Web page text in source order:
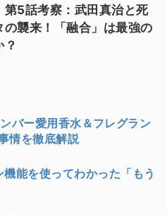
第5話考察：武田真治と死
の襲来！「融合」は最強の
？
バー愛用香水＆フレグラン
情を徹底解説
能を使ってわかった「もう